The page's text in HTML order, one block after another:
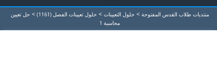
منتديات طلاب القدس المفتوحة > حلول التعيينات > حلول تعيينات الفصل (1161) > حل تعيين
محاسبة 1